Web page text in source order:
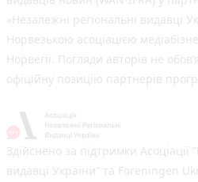
«Незалежні регіональні видавці
Норвезькою асоціацією
Норвегії. Погляди авторів не
офіційну позицію партнерів
Здійснено за підтримки Асоціації
видавці України” та Foreningen